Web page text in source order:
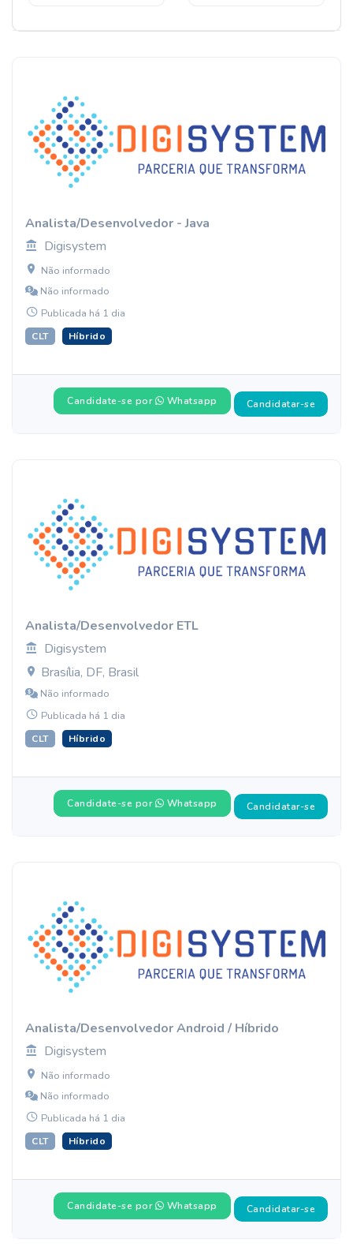
Analista/Desenvolvedor - Java
Digisystem
Não informado
Não informado
Publicada há 1 dia
CLT Híbrido
Candidate-se por Whatsapp Candidatar-se
Analista/Desenvolvedor ETL
Digisystem
Brasília, DF, Brasil
Não informado
Publicada há 1 dia
CLT Híbrido
Candidate-se por Whatsapp Candidatar-se
Analista/Desenvolvedor Android / Híbrido
Digisystem
Não informado
Não informado
Publicada há 1 dia
CLT Híbrido
Candidate-se por Whatsapp Candidatar-se